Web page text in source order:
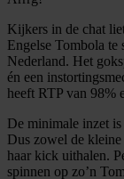
Kijkers in de chat
Engelse Tombola te
Nederland. Het
én een
heeft RTP van 98%
De minimale inzet
Dus zowel de
haar kick uithalen.
spinnen op zo’n